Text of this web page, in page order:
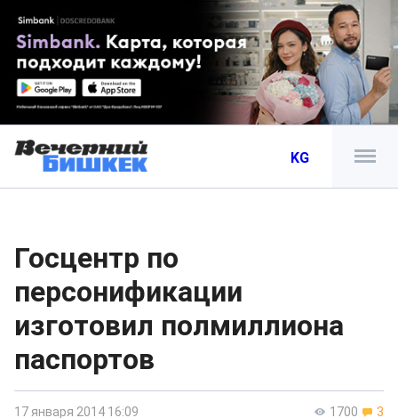
KG
Госцентр по
персонификации
изготовил полмиллиона
паспортов
1700 3
17 января 2014 16:09